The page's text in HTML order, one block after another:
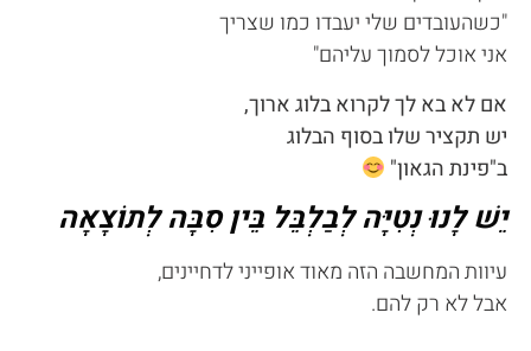
"כשהעובדים שלי יעבדו כמו שצריך
אני אוכל לסמוך עליהם"
אם לא בא לך לקרוא בלוג ארוך,
יש תקציר שלו בסוף הבלוג
ב"פינת הגאון"
יֵשׁ לָנוּ נְטִיָּה לְבַלְבֵּל בֵּין סִבָּה לְתוֹצָאָה
עיוות המחשבה הזה מאוד אופייני לדחיינים,
אבל לא רק להם.